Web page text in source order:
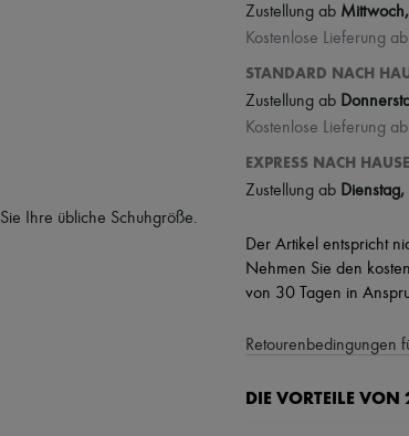
Ihre übliche Schuhgröße.
Zustellung ab
Kostenlose Lieferung
STANDARD NACH
Zustellung ab
Kostenlose Lieferung
EXPRESS NACH HAUSE
Zustellung ab
Der Artikel entspricht
Nehmen Sie den
von 30 Tagen in
Retourenbedingungen
DIE VORTEILE VON